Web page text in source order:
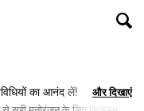
का आनंद लें! और दिखाएं